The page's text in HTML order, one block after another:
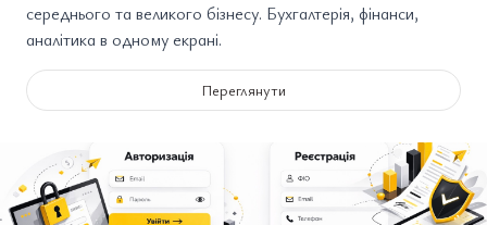
середнього та великого бізнесу. Бухгалтерія, фінанси,
аналітика в одному екрані.
Переглянути